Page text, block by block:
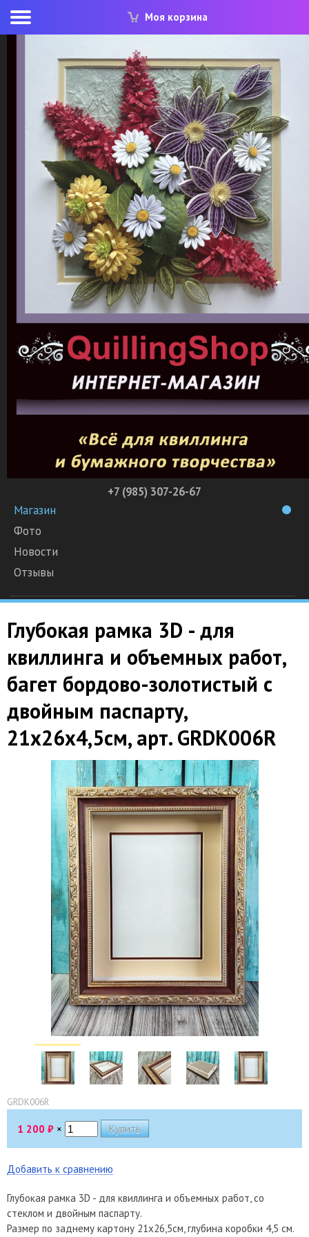
Моя корзина
+7 (985) 307-26-67
Магазин
Фото
Новости
Отзывы
Глубокая рамка 3D - для
квиллинга и объемных работ,
багет бордово-золотистый с
двойным паспарту,
21х26х4,5см, арт. GRDK006R
GRDK006R
1 200 ₽ ×
Добавить к сравнению
Глубокая рамка 3D - для квиллинга и объемных работ, со
стеклом и двойным паспарту.
Размер по заднему картону 21х26,5см, глубина коробки 4,5 см.